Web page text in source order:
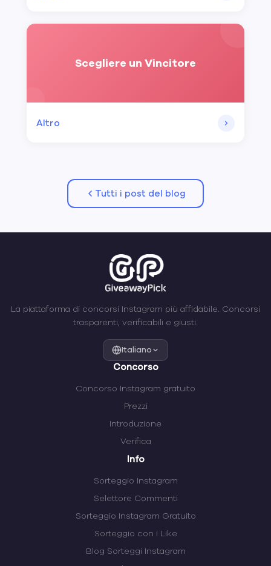
Scegliere un Vincitore
Altro
Tutti i post del blog
La piattaforma di concorsi Instagram più affidabile. Concorsi
trasparenti, verificabili e giusti.
Italiano
Concorso
Concorso Instagram gratuito
Prezzi
Introduzione
Verifica
Info
Sorteggio Instagram
Selettore Commenti
Sorteggio Instagram Gratuito
Sorteggio con i Like
Blog Sorteggi Instagram